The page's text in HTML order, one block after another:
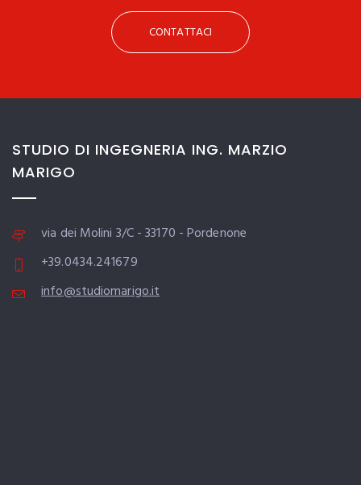
CONTATTACI
STUDIO DI INGEGNERIA ING. MARZIO
MARIGO
via dei Molini 3/C - 33170 - Pordenone
+39.0434.241679
info@studiomarigo.it